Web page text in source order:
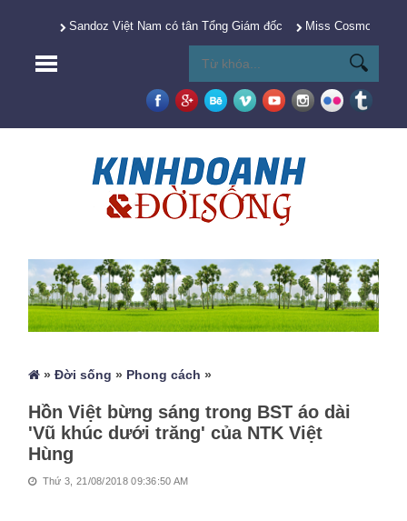
Sandoz Việt Nam có tân Tổng Giám đốc Miss Cosmo 2025
»Đời sống » Phong cách »
Hồn Việt bừng sáng trong BST áo dài
'Vũ khúc dưới trăng' của NTK Việt
Hùng
Thứ 3, 21/08/2018 09:36:50 AM